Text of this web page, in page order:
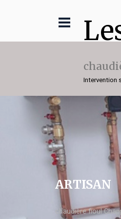
Intervention
ARTISAN
chaudière fioul